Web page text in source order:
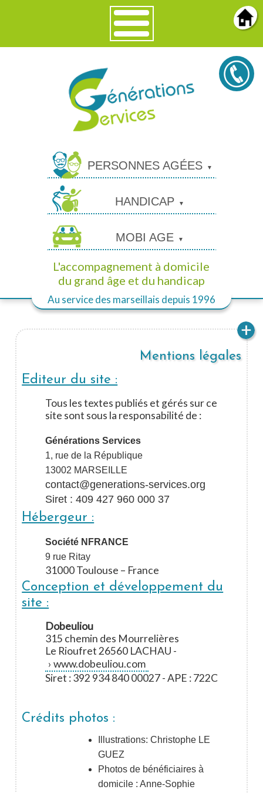
PERSONNES AGÉES
HANDICAP
MOBI AGE
L'accompagnement à domicile
du grand âge et du handicap
Au service des marseillais depuis 1996
Mentions légales
Editeur du site :
Tous les textes publiés et gérés sur ce
site sont sous la responsabilité de :
Générations Services
1, rue de la République
13002 MARSEILLE
contact@generations-services.org
Siret : 409 427 960 000 37
Hébergeur :
Société NFRANCE
9 rue Ritay
31000 Toulouse – France
Conception et développement du
site :
Dobeuliou
315 chemin des Mourrelières
Le Rioufret 26560 LACHAU -
www.dobeuliou.com
Siret : 392 934 840 00027 - APE : 722C
Crédits photos :
Illustrations: Christophe LE
GUEZ
Photos de bénéficiaires à
domicile : Anne-Sophie